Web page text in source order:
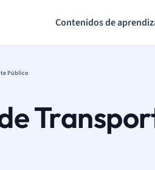
Contenidos de
Público